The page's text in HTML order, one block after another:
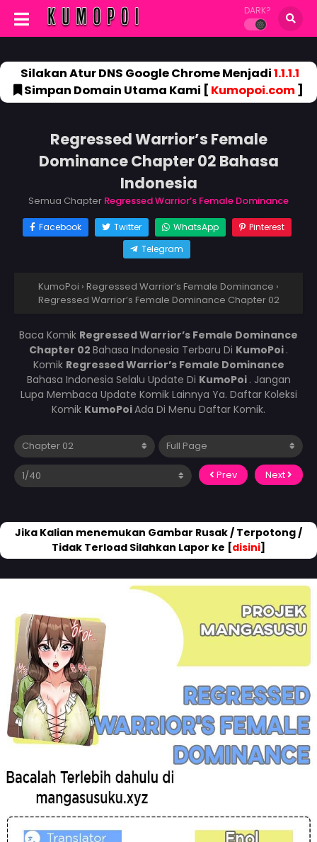
DARK?
Silakan Atur DNS Google Chrome Menjadi1.1.1.1
Simpan Domain Utama Kami [ Kumopoi.com]
Regressed Warrior’s Female
Dominance Chapter 02 Bahasa
Indonesia
Semua Chapter Regressed Warrior’s Female Dominance
Facebook Twitter WhatsApp
Pinterest
Telegram
KumoPoi › Regressed Warrior’s Female Dominance ›
Regressed Warrior’s Female Dominance Chapter 02
Baca Komik Regressed Warrior’s Female Dominance
Chapter 02 Bahasa Indonesia Terbaru Di KumoPoi .
Komik Regressed Warrior’s Female Dominance
Bahasa Indonesia Selalu Update Di KumoPoi . Jangan
Lupa Membaca Update Komik Lainnya Ya. Daftar Koleksi
Komik KumoPoiAda Di Menu Daftar Komik.
Prev Next
Jika Kalian menemukan Gambar Rusak / Terpotong /
Tidak Terload Silahkan Lapor ke [disini]